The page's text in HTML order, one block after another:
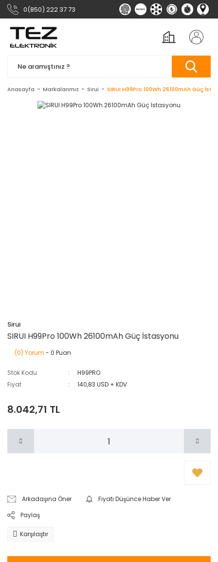
0(850) 222 37 73
Anasayfa Markalarımız Sirui SIRUI H99Pro 100Wh 26100mAh Güç
Sirui
SIRUI H99Pro 100Wh 26100mAh Güç İstasyonu
(0) Yorum - 0 Puan
Stok Kodu
H99PRO
Fiyat
140,83 USD + KDV
8.042,71 TL
Arkadaşına Öner
Fiyatı Düşünce Haber Ver
Paylaş
Karşılaştır